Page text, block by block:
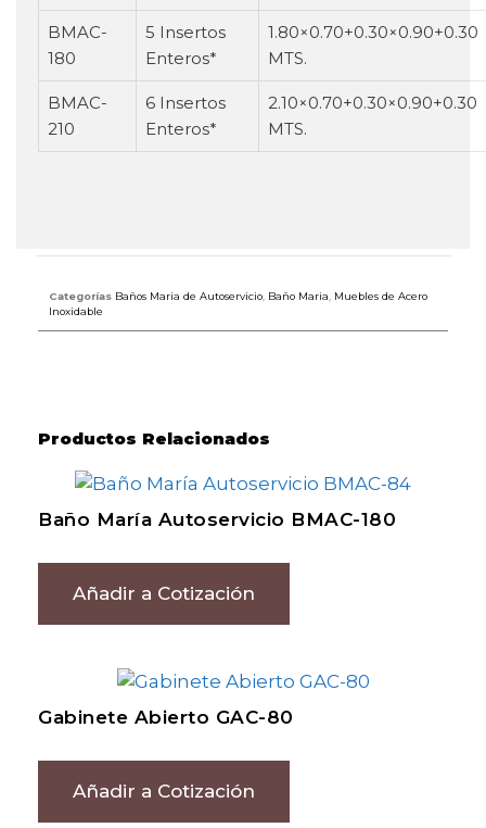
BMAC-
180
5 Insertos
Enteros*
1.80×0.70+0.30×0.90+0.30
MTS.
BMAC-
210
6 Insertos
Enteros*
2.10×0.70+0.30×0.90+0.30
MTS.
Categorías Baños Maria de Autoservicio Baño Maria
Muebles de Acero
Inoxidable
Productos Relacionados
Baño María Autoservicio BMAC-180
Añadir a Cotización
Gabinete Abierto GAC-80
Añadir a Cotización